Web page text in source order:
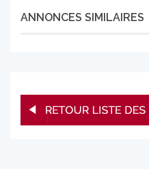
ANNONCES SIMILAIRES